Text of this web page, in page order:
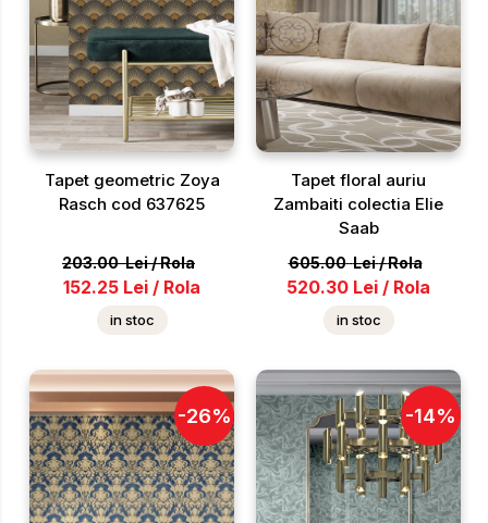
Tapet geometric Zoya
Rasch cod 637625
203.00 Lei/Rola
152.25 Lei / Rola
in stoc
Tapet floral auriu
Zambaiti colectia Elie
Saab
605.00 Lei/Rola
520.30 Lei / Rola
in stoc
-26% -14%